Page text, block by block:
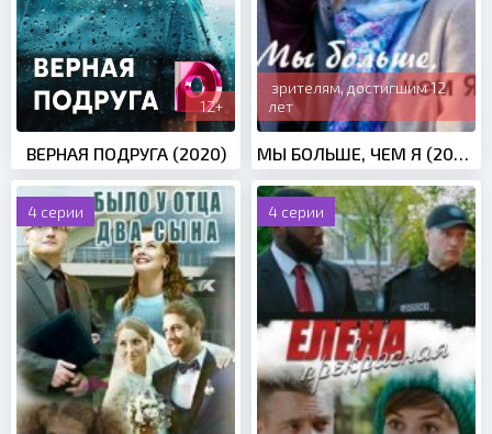
12+
ВЕРНАЯ ПОДРУГА (2020)
зрителям, достигшим 12
лет
4 серии 4 серии